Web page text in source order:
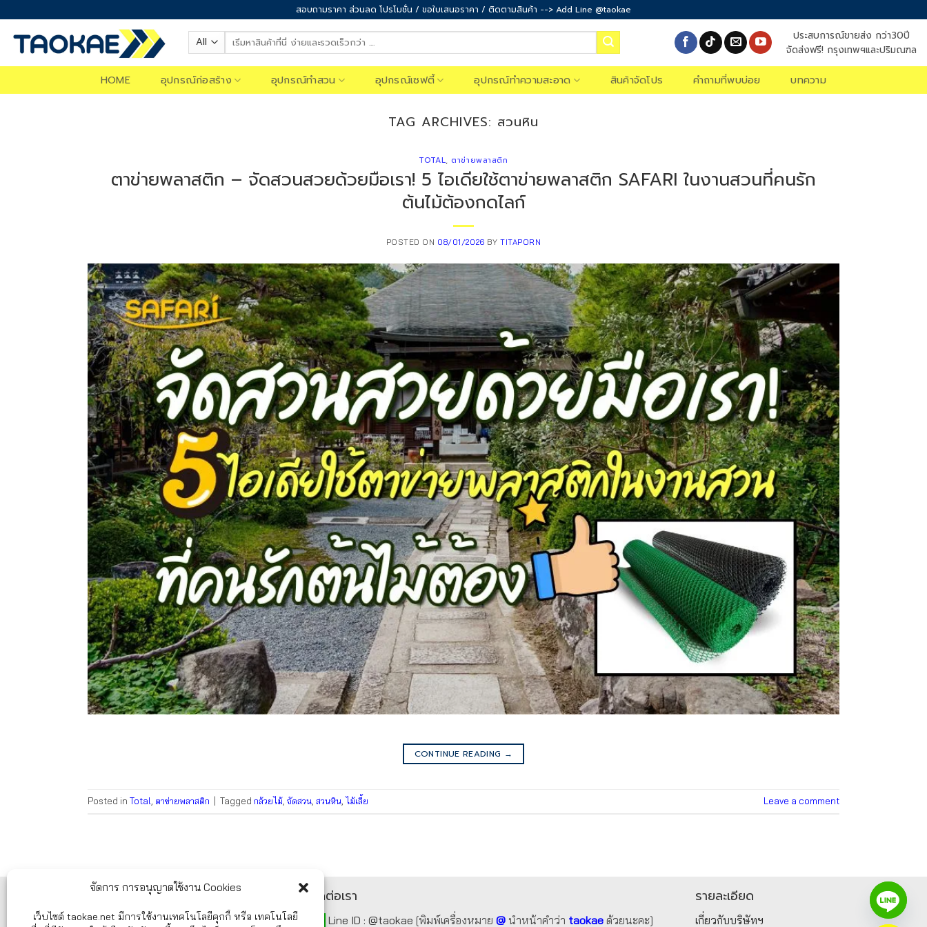
จัดการ การอนุญาตใช้งาน Cookies
เว็บไซต์ taokae.net มีการใช้งานเทคโนโลยีคุกกี้ หรือ เทคโนโลยี
content
สอบถามราคา ส่วนลด โปรโมชั่น / ขอใบเสนอราคา / ติดตามสินค้า --> Add Line @taokae
Search
for:
ประสบการณ์ขายส่ง กว่า30ปี
จัดส่งฟรี! กรุงเทพฯและปริมณฑล
HOME อุปกรณ์ก่อสร้าง อุปกรณ์ทำสวน อุปกรณ์เซฟตี้ อุปกรณ์ทำความสะอาด สินค้าจัดโปร คำถามที่พบบ่อย บทความ
TAG ARCHIVES: สวนหิน
TOTAL, ตาข่ายพลาสติก
ตาข่ายพลาสติก – จัดสวนสวยด้วยมือเรา! 5 ไอเดียใช้ตาข่ายพลาสติก SAFARI ในงานสวนที่คนรัก
ต้นไม้ต้องกดไลก์
POSTED ON 08/01/2026 BY TITAPORN
CONTINUE READING →
Posted in Total ตาข่ายพลาสติก Tagged กล้วยไม้ จัดสวน สวนหิน ไม้เลี้ย Leave a comment
ศูนย์บริการลูกค้า TAOKAE.NET
ศูนย์รวมอุปกรณ์ก่อสร้าง อุปกรณ์ทำสวน
ติดต่อเรา
Line ID : @taokae [พิมพ์เครื่องหมาย @ นำหน้าคำว่า taokae ด้วยนะคะ]
รายละเอียด
เกี่ยวกับบริษัทฯ